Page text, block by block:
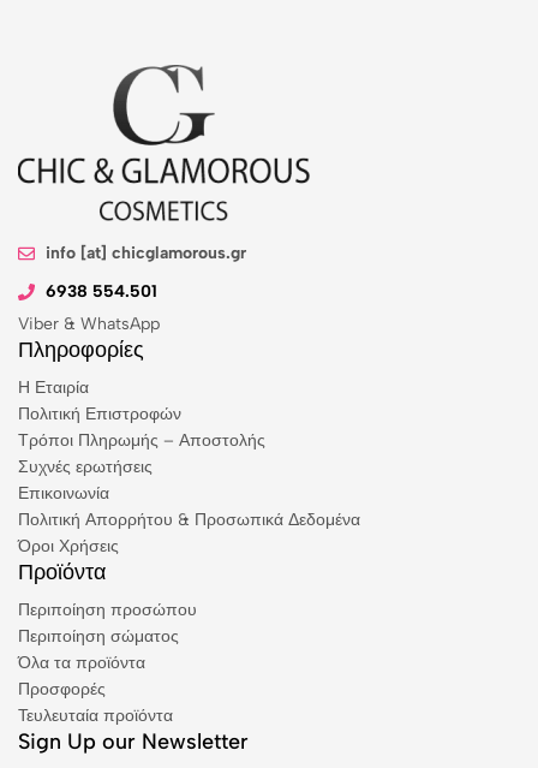
info [at] chicglamorous.gr
6938 554.501
Viber & WhatsApp
Πληροφορίες
Η Εταιρία
Πολιτική Επιστροφών
Τρόποι Πληρωμής – Αποστολής
Συχνές ερωτήσεις
Επικοινωνία
Πολιτική Απορρήτου & Προσωπικά Δεδομένα
Όροι Χρήσεις
Προϊόντα
Περιποίηση προσώπου
Περιποίηση σώματος
Όλα τα προϊόντα
Προσφορές
Τευλευταία προϊόντα
Sign Up our Newsletter